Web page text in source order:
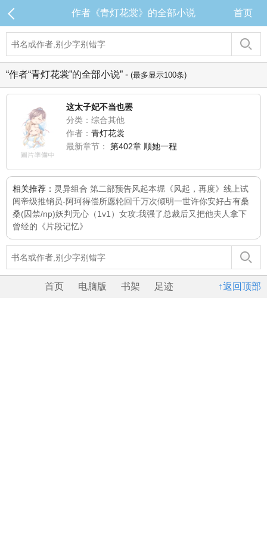
作者《青灯花裳》的全部小说 首页
“作者“青灯花裳”的全部小说” - (最多显示100条)
这太子妃不当也罢
分类：综合其他
作者： 青灯花裳
最新章节：
第402章 顺她一程
相关推荐： 灵异组合 第二部预告风起本堀《风起，再度》线上试
阅帝级推销员-阿珂得偿所愿轮回千万次倾明一世许你安好占有桑
桑(囚禁/np)妖判无心（1v1） 女攻:我强了总裁后又把他夫人拿下
曾经的《片段记忆》
↑返回顶部
首页 电脑版 书架 足迹